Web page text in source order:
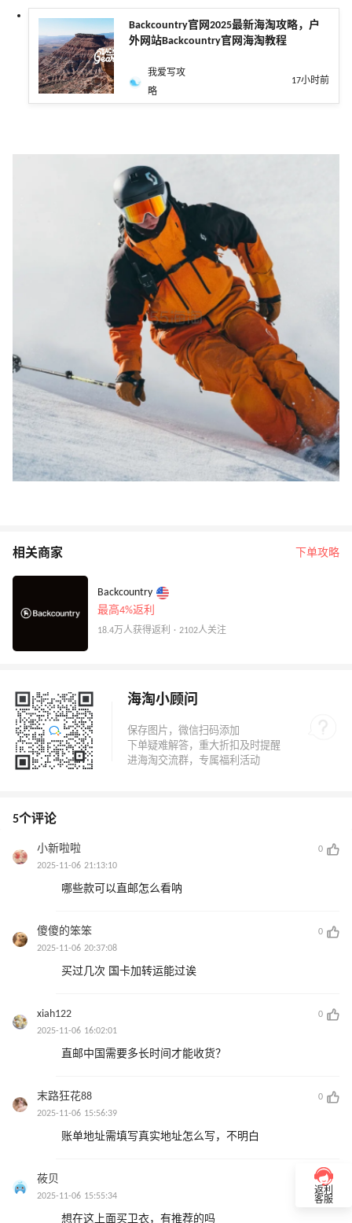
Backcountry官网2025最新海淘攻略，户
外网站Backcountry官网海淘教程
我爱写攻
略
17小时前
相关商家 下单攻略
Backcountry
最高4%返利
18.4万人获得返利 · 2102人关注
海淘小顾问
5个评论
小新啦啦
0
2025-11-06 21:13:10
哪些款可以直邮怎么看呐
傻傻的笨笨
0
2025-11-06 20:37:08
买过几次 国卡加转运能过诶
xiah122
0
2025-11-06 16:02:01
直邮中国需要多长时间才能收货？
末路狂花88
0
2025-11-06 15:56:39
账单地址需填写真实地址怎么写，不明白
莜贝
0
2025-11-06 15:55:34
想在这上面买卫衣，有推荐的吗
返利
客服